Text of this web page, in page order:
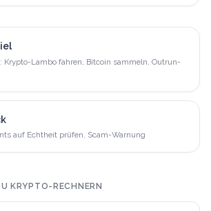
Krypto-Lambo fahren, Bitcoin sammeln, Outrun-
auf Echtheit prüfen, Scam-Warnung
KRYPTO-RECHNERN